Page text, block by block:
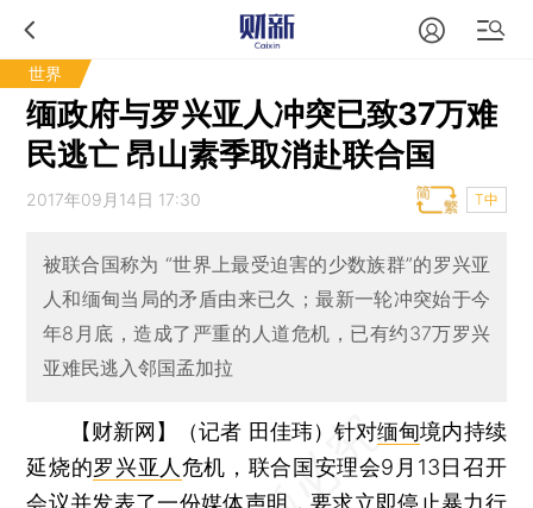
世界
缅政府与罗兴亚人冲突已致37万难
民逃亡 昂山素季取消赴联合国
2017年09月14日 17:30 T中
被联合国称为 “世界上最受迫害的少数族群”的罗兴亚
人和缅甸当局的矛盾由来已久；最新一轮冲突始于今
年8月底，造成了严重的人道危机，已有约37万罗兴
亚难民逃入邻国孟加拉
【财新网】（记者 田佳玮） 针对缅甸境内持续
延烧的罗兴亚人 危机，联合国安理会9月13日召开
会议并发表了一份媒体声明，要求立即停止暴力行